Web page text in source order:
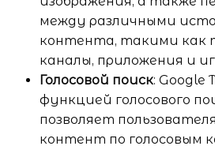
между различными
контента, такими как
каналы, приложения и
Голосовой поиск: Google
функцией голосового
позволяет
контент по голосовым